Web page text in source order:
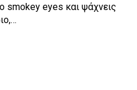
smokey eyes και ψάχνεις